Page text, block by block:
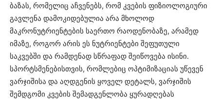
ბაზას, რომელიც აჩვენებს, რომ კვების ფიზიოლოგიური
გავლენა დამოკიდებულია არა მხოლოდ
მაკრონუტრიენტების საერთო რაოდენობაზე, არამედ
იმაზე, როგორ არის ეს ნუტრიენტები შეფუთული
საკვებში და რამდენად სწრაფად შეიწოვება ისინი.
სპორტსმენებისთვის, რომლებიც ოპტიმიზაციას უწევენ
ვარჯიშისა და აღდგენის ყოველ დეტალს, ვარჯიშის
შემდგომი კვების შემადგენლობა ყურადღებას